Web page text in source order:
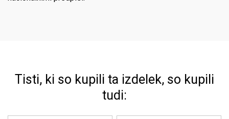
Tisti, ki so kupili ta izdelek, so kupili
tudi: